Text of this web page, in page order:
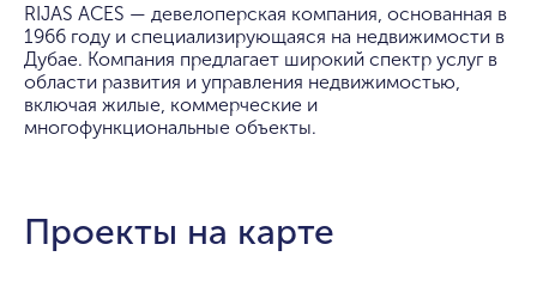
RIJAS ACES — девелоперская компания, основанная в
1966 году и специализирующаяся на недвижимости в
Дубае. Компания предлагает широкий спектр услуг в
области развития и управления недвижимостью,
включая жилые, коммерческие и
многофункциональные объекты.
Проекты на карте